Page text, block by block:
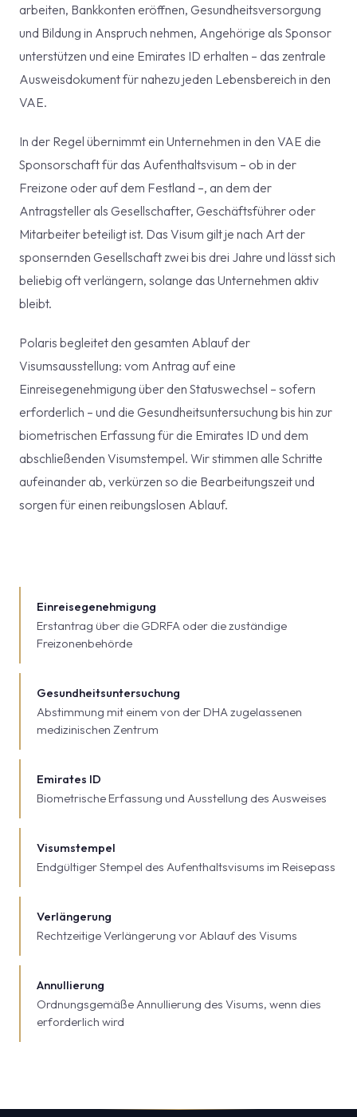
arbeiten, Bankkonten eröffnen, Gesundheitsversorgung
und Bildung in Anspruch nehmen, Angehörige als Sponsor
unterstützen und eine Emirates ID erhalten – das zentrale
Ausweisdokument für nahezu jeden Lebensbereich in den
VAE.
In der Regel übernimmt ein Unternehmen in den VAE die
Sponsorschaft für das Aufenthaltsvisum – ob in der
Freizone oder auf dem Festland –, an dem der
Antragsteller als Gesellschafter, Geschäftsführer oder
Mitarbeiter beteiligt ist. Das Visum gilt je nach Art der
sponsernden Gesellschaft zwei bis drei Jahre und lässt sich
beliebig oft verlängern, solange das Unternehmen aktiv
bleibt.
Polaris begleitet den gesamten Ablauf der
Visumsausstellung: vom Antrag auf eine
Einreisegenehmigung über den Statuswechsel – sofern
erforderlich – und die Gesundheitsuntersuchung bis hin zur
biometrischen Erfassung für die Emirates ID und dem
abschließenden Visumstempel. Wir stimmen alle Schritte
aufeinander ab, verkürzen so die Bearbeitungszeit und
sorgen für einen reibungslosen Ablauf.
Einreisegenehmigung
Erstantrag über die GDRFA oder die zuständige
Freizonenbehörde
Gesundheitsuntersuchung
Abstimmung mit einem von der DHA zugelassenen
medizinischen Zentrum
Emirates ID
Biometrische Erfassung und Ausstellung des Ausweises
Visumstempel
Endgültiger Stempel des Aufenthaltsvisums im Reisepass
Verlängerung
Rechtzeitige Verlängerung vor Ablauf des Visums
Annullierung
Ordnungsgemäße Annullierung des Visums, wenn dies
erforderlich wird